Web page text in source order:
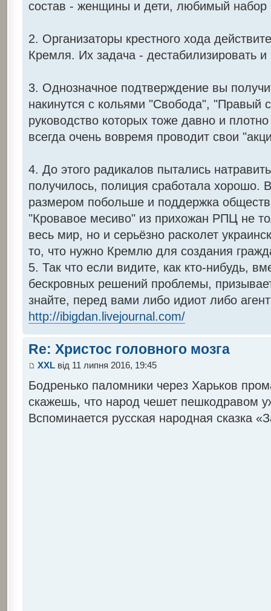
состав - женщины и дети, любимый набор
2. Организаторы крестного хода
Кремля. Их задача - дестабилизировать и
3. Однозначное подтверждение вы
накинутся с кольями "Свобода", "Правый
руководство которых тоже давно и
всегда очень вовремя проводит свои
4. До этого радикалов пытались
получилось, полиция сработала хорошо.
размером побольше и поддержка
"Кровавое месиво" из прихожан РПЦ не
весь мир, но и серьёзно расколет
то, что нужно Кремлю для создания
5. Так что если видите, как кто-нибудь,
бескровных решений проблемы,
знайте, перед вами либо идиот либо
http://ibigdan.livejournal.com/
Re: Христос головного мозга
XXLвід 11 липня 2016, 19:45
Бодренько паломники через Харьков
скажешь, что народ чешет пешкодравом
Вспоминается русская народная сказка